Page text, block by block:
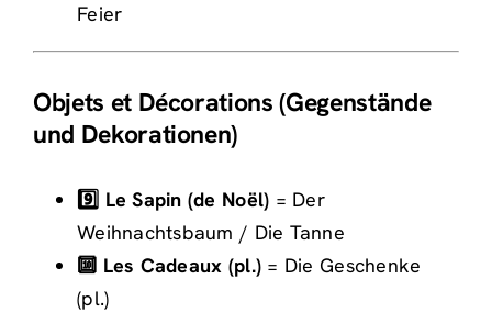
Feier
Objets et Décorations (Gegenstände
und Dekorationen)
9️⃣ Le Sapin (de Noël) = Der
Weihnachtsbaum / Die Tanne
🔟 Les Cadeaux (pl.) = Die Geschenke
(pl.)